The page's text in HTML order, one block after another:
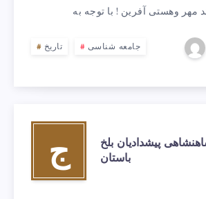
تاریخ جامعه شناسی
ج
پیشدادیان بلخ
باستان